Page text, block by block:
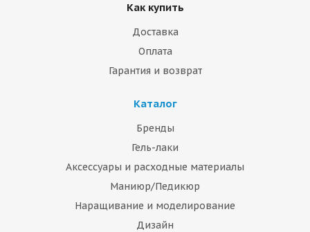
Как купить
Доставка
Оплата
Гарантия и возврат
Каталог
Бренды
Гель-лаки
Аксессуары и расходные материалы
Маниюр/Педикюр
Наращивание и моделирование
Дизайн